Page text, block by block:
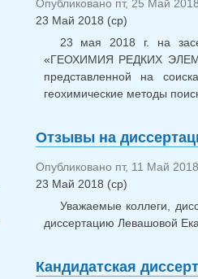
Опубликовано пт, 25 Май
23 Май 2018 (ср)
23 мая 2018 г. на
«ГЕОХИМИЯ РЕДКИХ
представленной на
геохимические методы
Отзывы на
Опубликовано пт, 11 Май
23 Май 2018 (ср)
Уважаемые коллеги,
диссертацию Левашовой
Кандидатская